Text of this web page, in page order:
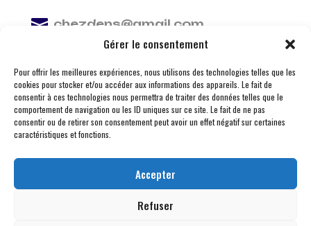
Gérer le consentement
Pour offrir les meilleures expériences, nous utilisons des technologies telles que les
cookies pour stocker et/ou accéder aux informations des appareils. Le fait de
consentir à ces technologies nous permettra de traiter des données telles que le
comportement de navigation ou les ID uniques sur ce site. Le fait de ne pas
consentir ou de retirer son consentement peut avoir un effet négatif sur certaines
caractéristiques et fonctions.
Accepter
Refuser
 chezdens@gmail.com